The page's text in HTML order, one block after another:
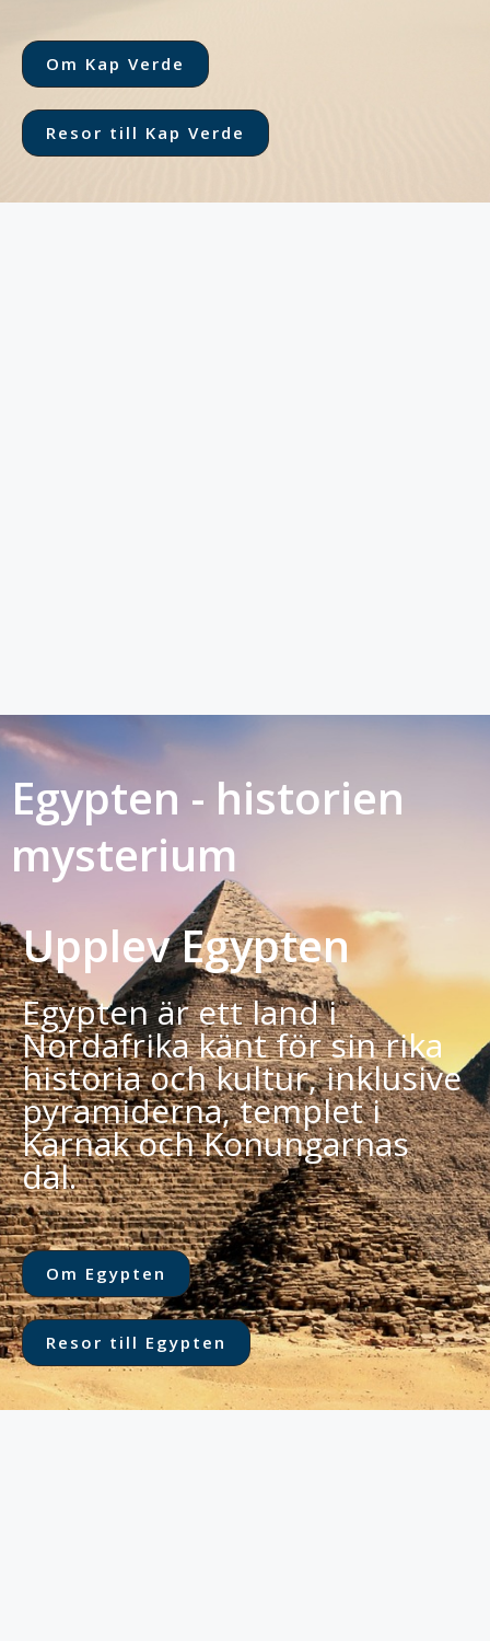
Om Kap Verde
Resor till Kap Verde
Egypten - historien
mysterium
Upplev Egypten
Egypten är ett land i
Nordafrika känt för sin rika
historia och kultur, inklusive
pyramiderna, templet i
Karnak och Konungarnas
dal.
Om Egypten
Resor till Egypten